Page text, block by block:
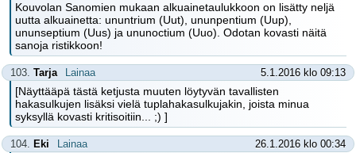
Kouvolan Sanomien mukaan alkuainetaulukkoon on lisätty neljä
uutta alkuainetta: ununtrium (Uut), ununpentium (Uup),
ununseptium (Uus) ja ununoctium (Uuo). Odotan kovasti näitä
sanoja ristikkoon!
103. Tarja Lainaa 5.1.2016 klo 09:13
[Näyttääpä tästä ketjusta muuten löytyvän tavallisten
hakasulkujen lisäksi vielä tuplahakasulkujakin, joista minua
syksyllä kovasti kritisoitiin... ;) ]
104. Eki Lainaa 26.1.2016 klo 00:34